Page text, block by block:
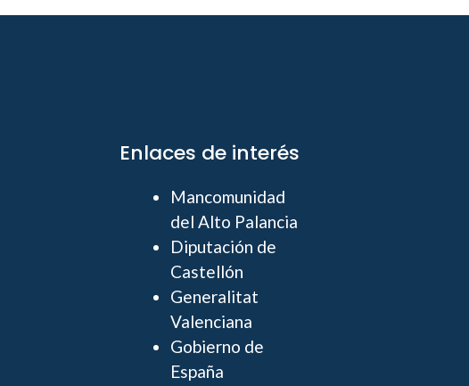
Enlaces de interés
Mancomunidad
del Alto Palancia
Diputación de
Castellón
Generalitat
Valenciana
Gobierno de
España